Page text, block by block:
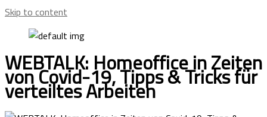
Skip to content
WEBTALK: Homeoffice in Zeiten
von Covid-19, Tipps & Tricks für
verteiltes Arbeiten